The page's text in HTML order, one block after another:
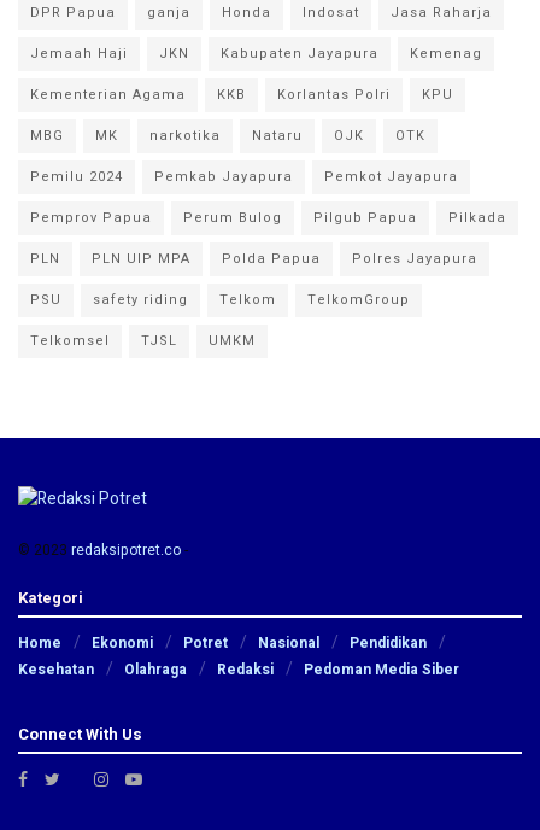
DPR Papua
ganja Honda Indosat
Jasa Raharja
Jemaah Haji
JKN Kabupaten Jayapura
Kemenag
Kementerian Agama
KKB Korlantas Polri
KPU
MBG
MK narkotika Nataru OJK
OTK
Pemilu 2024
Pemkab Jayapura
Pemkot Jayapura
Pemprov Papua
Perum Bulog Pilgub Papua
Pilkada
PLN
PLN UIP MPA Polda Papua
Polres Jayapura
PSU
safety riding Telkom
TelkomGroup
Telkomsel
TJSL UMKM
© 2023 redaksipotret.co-
Kategori
Home Ekonomi Potret Nasional
Pendidikan
Kesehatan
Olahraga Redaksi Pedoman Media Siber
Connect With Us